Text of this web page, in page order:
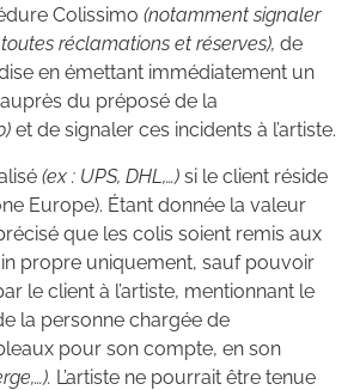
Colissimo (notamment signaler
réclamations et réserves), de
en émettant immédiatement un
du préposé de la
et de signaler ces incidents à l’artiste.
(ex : UPS, DHL,…) si le client réside
Europe). Étant donnée la valeur
que les colis soient remis aux
propre uniquement, sauf pouvoir
le client à l’artiste, mentionnant le
la personne chargée de
pour son compte, en son
L’artiste ne pourrait être tenue